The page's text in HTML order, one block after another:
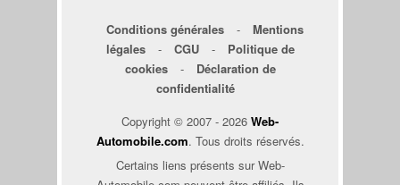
Conditions générales -
Mentions
légales
- CGU -
Politique de
cookies
-
Déclaration de
confidentialité
Copyright © 2007 - 2026 Web-
Automobile.com. Tous droits réservés.
Certains liens présents sur Web-